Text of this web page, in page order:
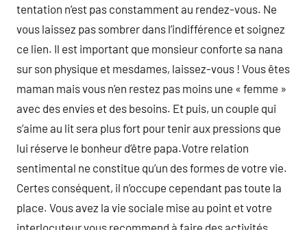
tentation n’est pas constamment au rendez-vous. Ne
vous laissez pas sombrer dans l’indifférence et soignez
ce lien. Il est important que monsieur conforte sa nana
sur son physique et mesdames, laissez-vous ! Vous êtes
maman mais vous n’en restez pas moins une « femme »
avec des envies et des besoins. Et puis, un couple qui
s’aime au lit sera plus fort pour tenir aux pressions que
lui réserve le bonheur d’être papa.Votre relation
sentimental ne constitue qu’un des formes de votre vie.
Certes conséquent, il n’occupe cependant pas toute la
place. Vous avez la vie sociale mise au point et votre
interlocuteur vous recommend à faire des activités